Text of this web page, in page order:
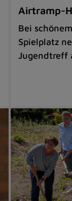
Airtramp-
Bei
Spielplatz
Jugendtreff